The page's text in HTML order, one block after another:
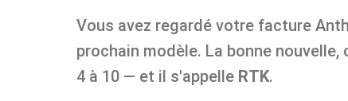
Vous avez regardé votre facture
prochain modèle. La bonne
4 à 10 — et il s'appelle RTK.